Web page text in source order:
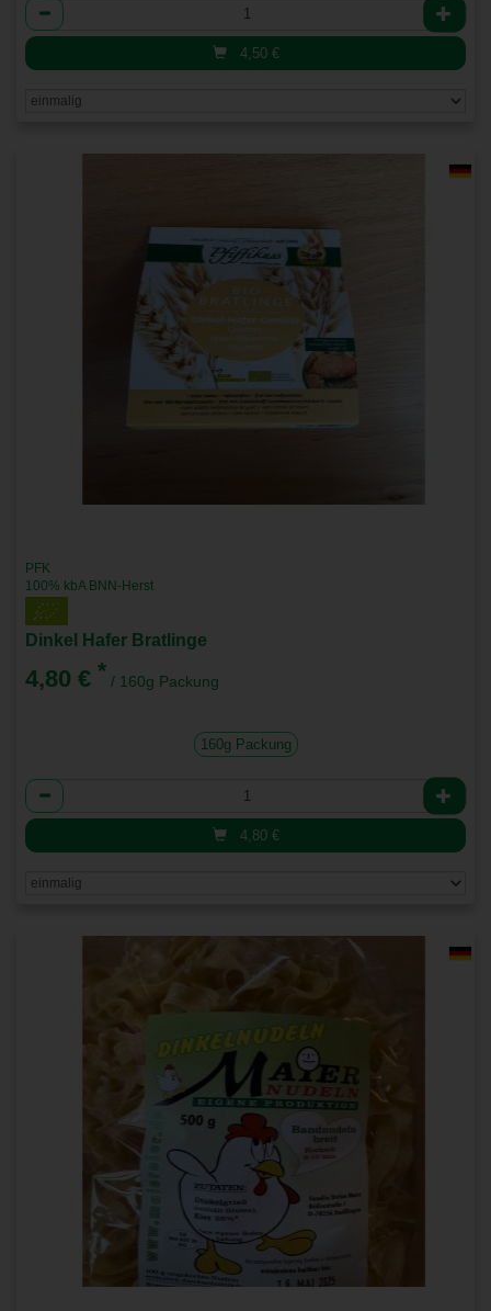
Anzahl
4,50 €
PFK
100% kbA BNN-Herst
Dinkel Hafer Bratlinge
4,80 € * / 160g Packung
160g Packung
Anzahl
4,80 €